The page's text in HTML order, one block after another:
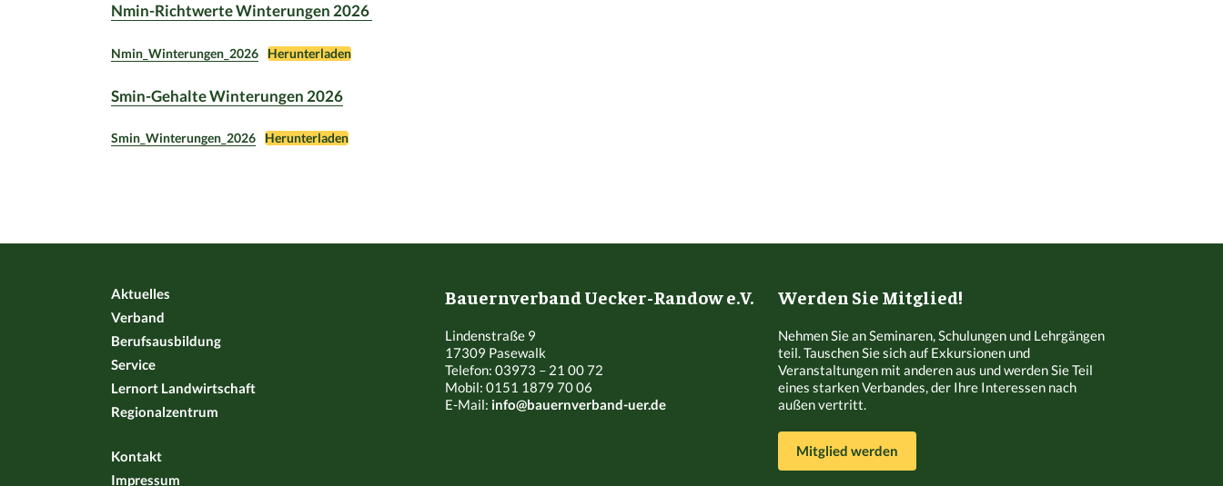
Nmin-Richtwerte Winterungen 2026
Nmin_Winterungen_2026 Herunterladen
Smin-Gehalte Winterungen 2026
Smin_Winterungen_2026 Herunterladen
Aktuelles
Verband
Berufsausbildung
Service
Lernort Landwirtschaft
Regionalzentrum
Kontakt
Impressum
Bauernverband Uecker-Randow e.V.
Lindenstraße 9
17309 Pasewalk
Telefon: 03973 – 21 00 72
Mobil: 0151 1879 70 06
E-Mail: info@bauernverband-uer.de
Werden Sie Mitglied!
Nehmen Sie an Seminaren, Schulungen und Lehrgängen
teil. Tauschen Sie sich auf Exkursionen und
Veranstaltungen mit anderen aus und werden Sie Teil
eines starken Verbandes, der Ihre Interessen nach
außen vertritt.
Mitglied werden